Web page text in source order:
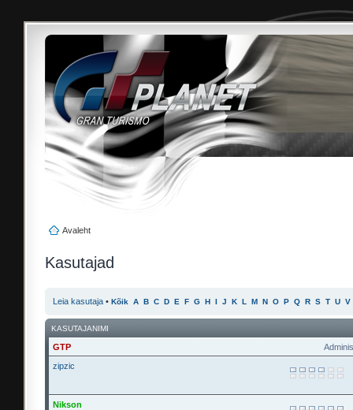
Avaleht
Kasutajad
Leia kasutaja • Kõik A B C D E F G H I J K L M N O P Q R S T U V
KASUTAJANIMI
GTP
zipzic
Nikson